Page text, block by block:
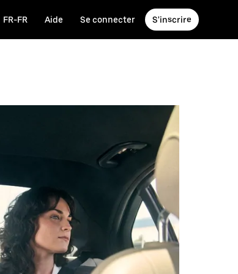
FR-FR Aide Se connecter S'inscrire